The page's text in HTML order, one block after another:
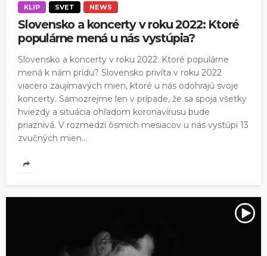
KLIP SVET NEWS
Slovensko a koncerty v roku 2022: Ktoré
populárne mená u nás vystúpia?
Slovensko a koncerty v roku 2022: Ktoré populárne
mená k nám prídu? Slovensko privíta v roku 2022
viacero zaujímavých mien, ktoré u nás odohrajú svoje
koncerty. Samozrejme len v prípade, že sa spoja všetky
hviezdy a situácia ohľadom koronavírusu bude
priaznivá. V rozmedzí ôsmich mesiacov u nás vystúpi 13
zvučných mien...